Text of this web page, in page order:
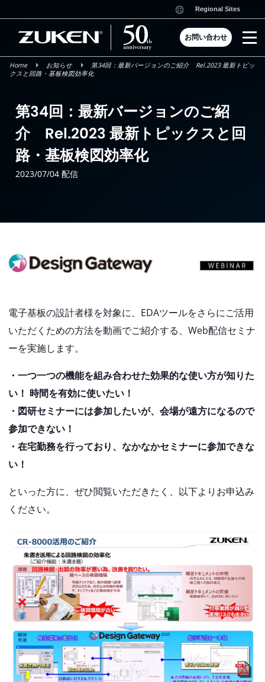
to
content
Regional Sites
お問い合わせ
Home お知らせ
第34回：最新バージョンのご紹介 Rel.2023 最新トピッ
クスと回路・基板検図効率化
第34回：最新バージョンのご紹
介 Rel.2023 最新トピックスと回
路・基板検図効率化
2023/07/04 配信
電子基板の設計者様を対象に、EDAツールをさらにご活用
いただくための方法を動画でご紹介する、Web配信セミナ
ーを実施します。
・一つ一つの機能を組み合わせた効果的な使い方が知りた
い！ 時間を有効に使いたい！
・図研セミナーには参加したいが、会場が遠方になるので
参加できない！
・在宅勤務を行っており、なかなかセミナーに参加できな
い！
といった方に、ぜひ閲覧いただきたく、以下よりお申込み
ください。